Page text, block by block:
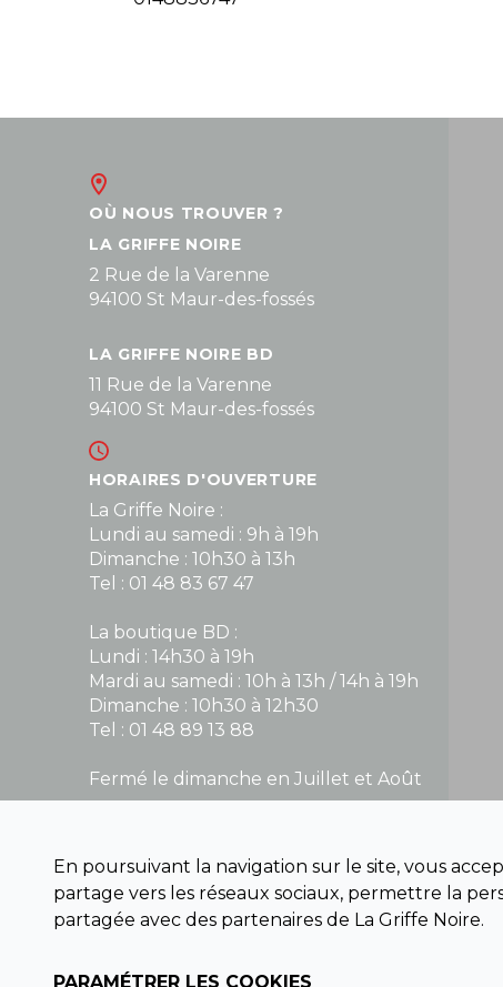
OÙ NOUS TROUVER ?
LA GRIFFE NOIRE
2 Rue de la Varenne
94100 St Maur-des-fossés
LA GRIFFE NOIRE BD
11 Rue de la Varenne
94100 St Maur-des-fossés
HORAIRES D'OUVERTURE
La Griffe Noire :
Lundi au samedi : 9h à 19h
Dimanche : 10h30 à 13h
Tel : 01 48 83 67 47
La boutique BD :
Lundi : 14h30 à 19h
Mardi au samedi : 10h à 13h / 14h à 19h
Dimanche : 10h30 à 12h30
Tel : 01 48 89 13 88
Fermé le dimanche en Juillet et Août
contact@la-griffe-noire.com
En poursuivant la navigation sur le site, vous
partage vers les réseaux sociaux, permettre la
partagée avec des partenaires de La Griffe Noire.
PARAMÉTRER LES COOKIES